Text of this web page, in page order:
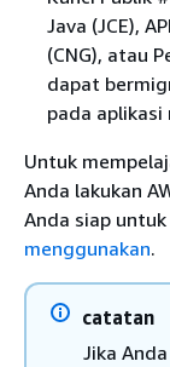
Java (JCE),
(CNG), atau
dapat
pada aplikasi
Untuk
Anda lakukan
Anda siap untuk
menggunakan.
catatan
Jika